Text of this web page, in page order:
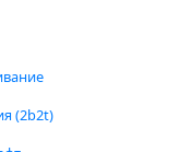
(2b2t)